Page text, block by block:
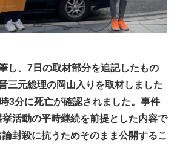
し、7日の取材部分を追記したもの
三元総理の岡山入りを取材しました
3分に死亡が確認されました。事件
活動の平時継続を前提とした内容で
封殺に抗うためそのまま公開するこ